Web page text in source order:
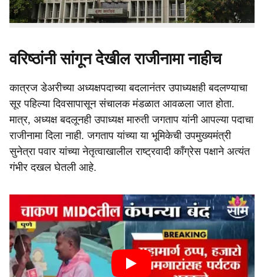
मोठी कारवाई केली आहे. जप्त केलेले वाहन संघाच्या मुख्यालयात जमा
करण्यात आले आहे.
वरिष्ठांनी सांगून देखील राजीनामा नाहीच
कात्रज डेअरीच्या अध्यक्षपदाच्या बदलानंतर उपाध्यक्षही बदलण्याचा
सूर पहिल्या दिवसापासून संचालक मंडळात आवळला जात होता.
मात्र, अध्यक्ष बदलूनही उपाध्यक्ष मारुती जगताप यांनी आपल्या पदाचा
राजीनामा दिला नाही. जगताप यांच्या या भूमिकेची उपमुख्यमंत्री
सुनेत्रा पवार यांच्या नेतृत्वाखालील राष्ट्रवादी काँग्रेस पक्षाने अत्यंत
गंभीर दखल घेतली आहे.